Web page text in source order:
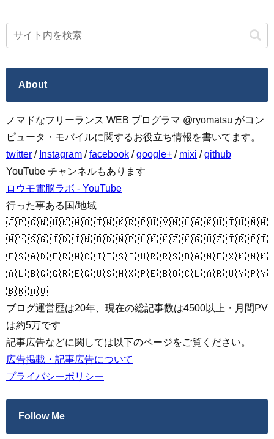
About
ノマドなフリーランス WEB プログラマ @ryomatsu がコン
ピュータ・モバイルに関するお役立ち情報を書いてます。
twitter / Instagram / facebook / google+ / mixi / github
YouTube チャンネルもあります
ロウモ電脳ラボ - YouTube
行った事ある国/地域
🇯🇵 🇨🇳 🇭🇰 🇲🇴 🇹🇼 🇰🇷 🇵🇭 🇻🇳 🇱🇦 🇰🇭 🇹🇭 🇲🇲
🇲🇾 🇸🇬 🇮🇩 🇮🇳 🇧🇩 🇳🇵 🇱🇰 🇰🇿 🇰🇬 🇺🇿 🇹🇷 🇵🇹
🇪🇸 🇦🇩 🇫🇷 🇲🇨 🇮🇹 🇸🇮 🇭🇷 🇷🇸 🇧🇦 🇲🇪 🇽🇰 🇲🇰
🇦🇱 🇧🇬 🇬🇷 🇪🇬 🇺🇸 🇲🇽 🇵🇪 🇧🇴 🇨🇱 🇦🇷 🇺🇾 🇵🇾
🇧🇷 🇦🇺
ブログ運営歴は20年、現在の総記事数は4500以上・月間PV
は約5万です
記事広告などに関しては以下のページをご覧ください。
広告掲載・記事広告について
プライバシーポリシー
Follow Me